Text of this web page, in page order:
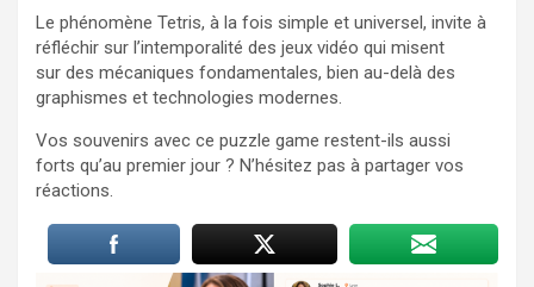
Le phénomène Tetris, à la fois simple et universel, invite à
réfléchir sur l’intemporalité des jeux vidéo qui misent
sur des mécaniques fondamentales, bien au-delà des
graphismes et technologies modernes.
Vos souvenirs avec ce puzzle game restent-ils aussi
forts qu’au premier jour ? N’hésitez pas à partager vos
réactions.